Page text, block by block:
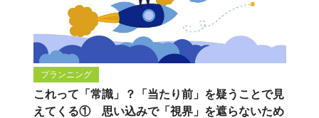
プランニング
これって「常識」？「当たり前」を疑うことで見
えてくる① 思い込みで「視界」を遮らないため